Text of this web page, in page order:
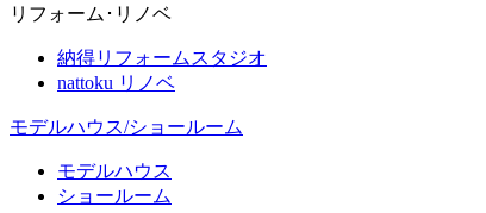
リフォーム･リノベ
納得リフォームスタジオ
nattoku リノベ
モデルハウス/ショールーム
モデルハウス
ショールーム